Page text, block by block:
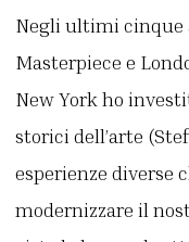
Negli ultimi cinque
Masterpiece e
New York ho
storici dell’arte
esperienze diverse
modernizzare il